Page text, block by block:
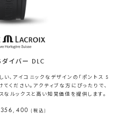
ダイバー DLC
、アイコニックなデザインの「ポントス S
ください。アクティブな方にぴったりで、
なルックスと高い知覚価値を提供します。
(税込)